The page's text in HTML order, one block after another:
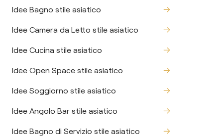
Idee Bagno stile asiatico
Idee Camera da Letto stile asiatico
Idee Cucina stile asiatico
Idee Open Space stile asiatico
Idee Soggiorno stile asiatico
Idee Angolo Bar stile asiatico
Idee Bagno di Servizio stile asiatico